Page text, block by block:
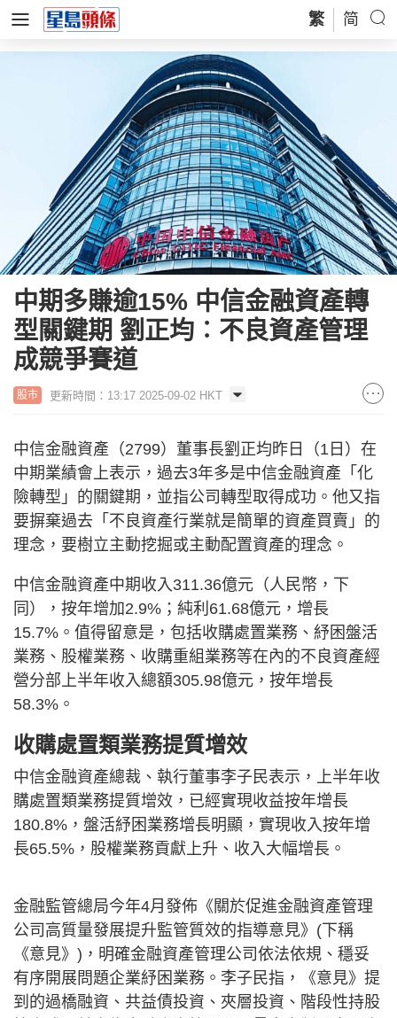
繁 简
中期多賺逾15% 中信金融資產轉
型關鍵期 劉正均︰不良資產管理
成競爭賽道
股市 更新時間：13:17 2025-09-02 HKT
中信金融資產（2799）董事長劉正均昨日（1日）在
中期業績會上表示，過去3年多是中信金融資產「化
險轉型」的關鍵期，並指公司轉型取得成功。他又指
要摒棄過去「不良資產行業就是簡單的資產買賣」的
理念，要樹立主動挖掘或主動配置資產的理念。
中信金融資產中期收入311.36億元（人民幣，下
同），按年增加2.9%；純利61.68億元，增長
15.7%。值得留意是，包括收購處置業務、紓困盤活
業務、股權業務、收購重組業務等在內的不良資產經
營分部上半年收入總額305.98億元，按年增長
58.3%。
收購處置類業務提質增效
中信金融資產總裁、執行董事李子民表示，上半年收
購處置類業務提質增效，已經實現收益按年增長
180.8%，盤活紓困業務增長明顯，實現收入按年增
長65.5%，股權業務貢獻上升、收入大幅增長。
金融監管總局今年4月發佈《關於促進金融資產管理
公司高質量發展提升監管質效的指導意見》(下稱
《意見》)，明確金融資產管理公司依法依規、穩妥
有序開展問題企業紓困業務。李子民指，《意見》提
到的過橋融資、共益債投資、夾層投資、階段性持股